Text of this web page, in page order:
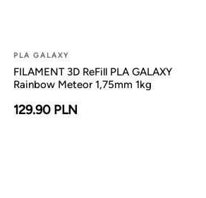
PLA GALAXY
FILAMENT 3D ReFill PLA GALAXY
Rainbow Meteor 1,75mm 1kg
129.90 PLN